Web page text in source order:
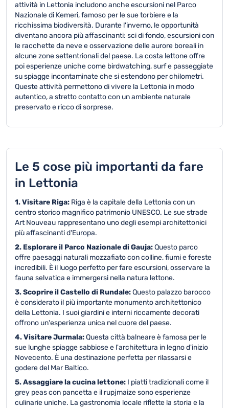
attività in Lettonia includono anche escursioni nel Parco
Nazionale di Kemeri, famoso per le sue torbiere e la
ricchissima biodiversità. Durante l'inverno, le opportunità
diventano ancora più affascinanti: sci di fondo, escursioni con
le racchette da neve e osservazione delle aurore boreali in
alcune zone settentrionali del paese. La costa lettone offre
poi esperienze uniche come birdwatching, surf e passeggiate
su spiagge incontaminate che si estendono per chilometri.
Queste attività permettono di vivere la Lettonia in modo
autentico, a stretto contatto con un ambiente naturale
preservato e ricco di sorprese.
Le 5 cose più importanti da fare
in Lettonia
1. Visitare Riga: Riga è la capitale della Lettonia con un
centro storico magnifico patrimonio UNESCO. Le sue strade
Art Nouveau rappresentano uno degli esempi architettonici
più affascinanti d'Europa.
2. Esplorare il Parco Nazionale di Gauja:Questo parco
offre paesaggi naturali mozzafiato con colline, fiumi e foreste
incredibili. È il luogo perfetto per fare escursioni, osservare la
fauna selvatica e immergersi nella natura lettone.
3. Scoprire il Castello di Rundale:Questo palazzo barocco
è considerato il più importante monumento architettonico
della Lettonia. I suoi giardini e interni riccamente decorati
offrono un'esperienza unica nel cuore del paese.
4. Visitare Jurmala:Questa città balneare è famosa per le
sue lunghe spiagge sabbiose e l'architettura in legno d'inizio
Novecento. È una destinazione perfetta per rilassarsi e
godere del Mar Baltico.
5. Assaggiare la cucina lettone: I piatti tradizionali come il
grey peas con pancetta e il rupjmaize sono esperienze
culinarie uniche. La gastronomia locale riflette la storia e la